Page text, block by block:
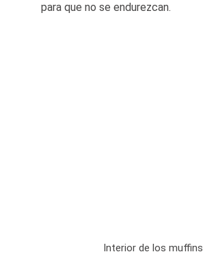
para que no se endurezcan.
Interior de los muffins